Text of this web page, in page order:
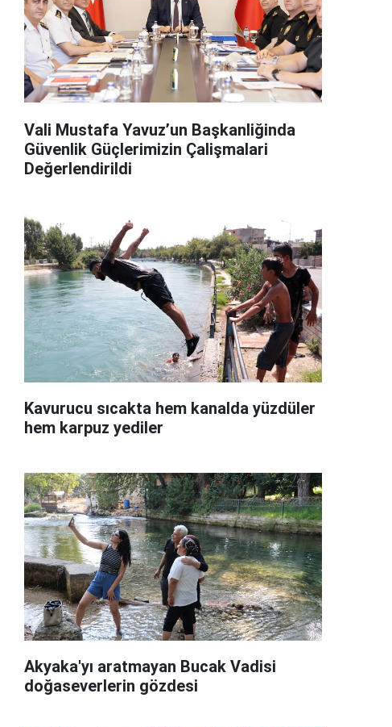
Vali Mustafa Yavuz’un Başkanliğinda
Güvenlik Güçlerimizin Çalişmalari
Değerlendirildi
Kavurucu sıcakta hem kanalda yüzdüler
hem karpuz yediler
Akyaka'yı aratmayan Bucak Vadisi
doğaseverlerin gözdesi